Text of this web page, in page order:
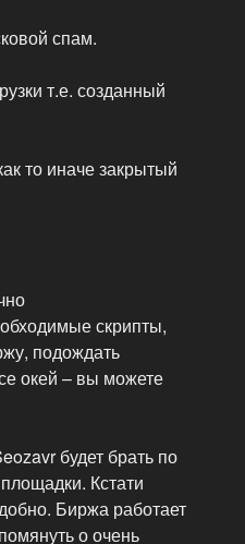
спам.
т.е. созданный
то иначе закрытый
скрипты,
подождать
окей – вы можете
будет брать по
Кстати
Биржа работает
о очень